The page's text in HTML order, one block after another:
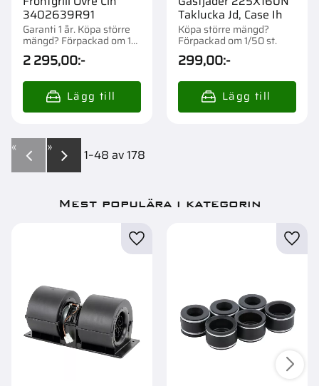
3402639R91
Garanti 1 år. Köpa större
mängd? Förpackad om 1
st.
2 295,00:-
Taklucka Jd, Case Ih
Köpa större mängd?
Förpackad om 1/50 st.
299,00:-
1–48 av178
« »
Mest populära i kategorin